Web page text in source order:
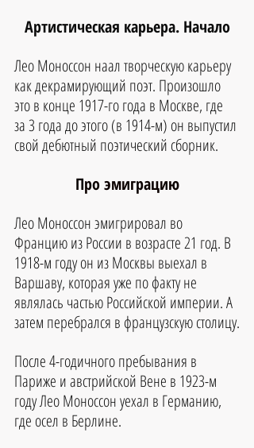
Артистическая карьера. Начало
Лео Моноссон наал творческую карьеру
как декрамирующий поэт. Произошло
это в конце 1917-го года в Москве, где
за 3 года до этого (в 1914-м) он выпустил
свой дебютный поэтический сборник.
Про эмиграцию
Лео Моноссон эмигрировал во
Францию из России в возрасте 21 год. В
1918-м году он из Москвы выехал в
Варшаву, которая уже по факту не
являлась частью Российской империи. А
затем перебрался в французскую столицу.
После 4-годичного пребывания в
Париже и австрийской Вене в 1923-м
году Лео Моноссон уехал в Германию,
где осел в Берлине.